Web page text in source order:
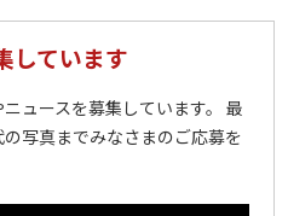
しています
ュースを募集しています。 最
写真までみなさまのご応募を